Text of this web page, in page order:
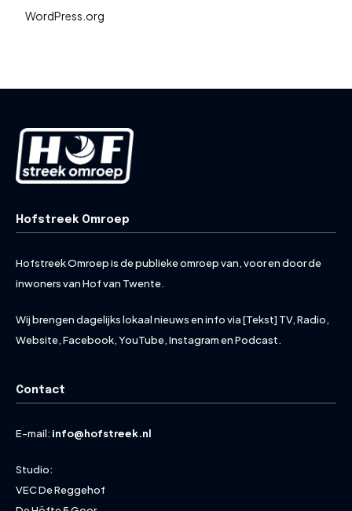
WordPress.org
Hofstreek Omroep
Hofstreek Omroep is de publieke omroep van, voor en door de
inwoners van Hof van Twente.
Wij brengen dagelijks lokaal nieuws en info via [Tekst] TV, Radio,
Website, Facebook, YouTube, Instagram en Podcast.
Contact
E-mail: info@hofstreek.nl
Studio:
VEC De Reggehof